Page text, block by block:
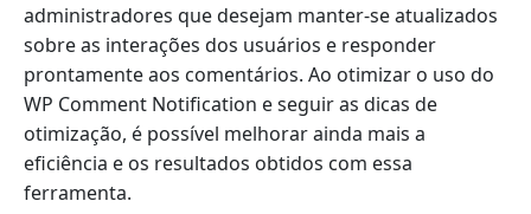
administradores que desejam manter-se atualizados
sobre as interações dos usuários e responder
prontamente aos comentários. Ao otimizar o uso do
WP Comment Notification e seguir as dicas de
otimização, é possível melhorar ainda mais a
eficiência e os resultados obtidos com essa
ferramenta.